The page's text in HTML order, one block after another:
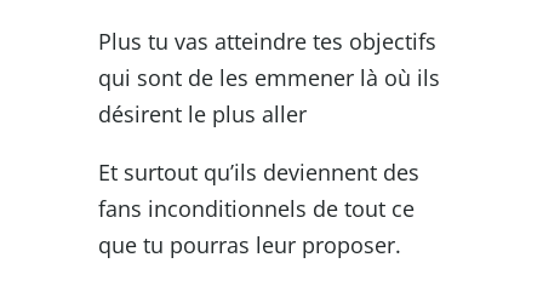
Plus tu vas atteindre tes objectifs
qui sont de les emmener là où ils
désirent le plus aller
Et surtout qu’ils deviennent des
fans inconditionnels de tout ce
que tu pourras leur proposer.